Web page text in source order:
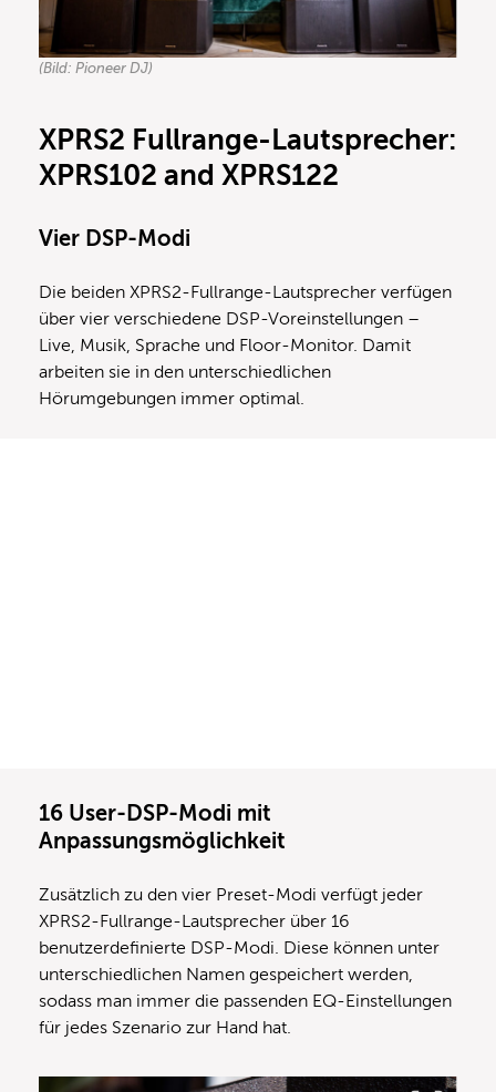
(Bild: Pioneer DJ)
XPRS2 Fullrange-Lautsprecher:
XPRS102 and XPRS122
Vier DSP-Modi
Die beiden XPRS2-Fullrange-Lautsprecher verfügen
über vier verschiedene DSP-Voreinstellungen –
Live, Musik, Sprache und Floor-Monitor. Damit
arbeiten sie in den unterschiedlichen
Hörumgebungen immer optimal.
16 User-DSP-Modi mit
Anpassungsmöglichkeit
Zusätzlich zu den vier Preset-Modi verfügt jeder
XPRS2-Fullrange-Lautsprecher über 16
benutzerdefinierte DSP-Modi. Diese können unter
unterschiedlichen Namen gespeichert werden,
sodass man immer die passenden EQ-Einstellungen
für jedes Szenario zur Hand hat.